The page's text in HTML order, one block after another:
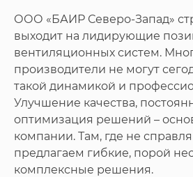
ООО «БАИР Северо-Запад»
выходит на лидирующие
вентиляционных систем.
производители не могут
такой динамикой и
Улучшение качества,
оптимизация решений –
компании. Там, где не
предлагаем гибкие, порой
комплексные решения.